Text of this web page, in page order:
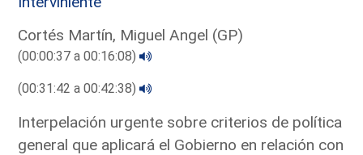
Cortés Martín, Miguel Angel (GP)
(00:00:37 a 00:16:08)
(00:31:42 a 00:42:38)
Interpelación urgente sobre criterios de política
general que aplicará el Gobierno en relación con